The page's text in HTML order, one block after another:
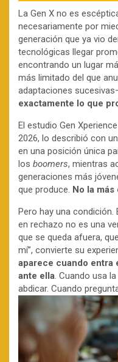
La Gen X no es
necesariamente por
generación que ya vio
tecnológicas llegar
encontrando un lugar
más limitado del que
adaptaciones
exactamente lo que
El estudio Gen
2026, lo describió con
en una posición única
los boomers, mientras
generaciones más
que produce. No la
Pero hay una
en rechazo no es una
que se queda afuera,
mí”, convierte su
aparece cuando entra
ante ella. Cuando usa
abdicar. Cuando